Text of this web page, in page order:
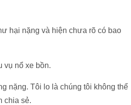
hại nặng và hiện chưa rõ có bao
vụ nổ xe bồn.
nặng. Tôi lo là chúng tôi không thể
chia sẻ.